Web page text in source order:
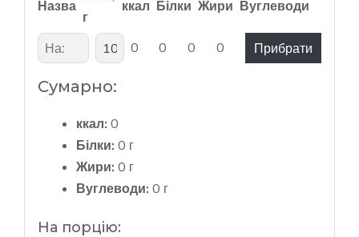
Назва
г
ккал Білки Жири Вуглеводи
0 0 0 0 Прибрати
Сумарно:
ккал: 0
Білки: 0 г
Жири: 0 г
Вуглеводи: 0 г
На порцію: